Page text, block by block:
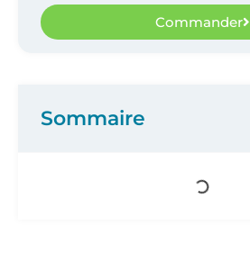
Commander
Sommaire